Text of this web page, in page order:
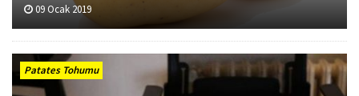
09 Ocak 2019
Patates Tohumu